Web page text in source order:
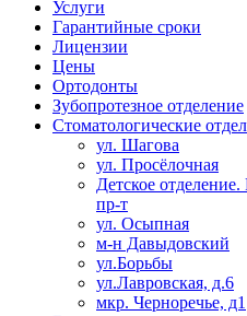
Услуги
Гарантийные сроки
Лицензии
Цены
Ортодонты
Зубопротезное отделение
Стоматологические
ул. Шагова
ул. Просёлочная
Детское отделение.
пр-т
ул. Осыпная
м-н Давыдовский
ул.Борьбы
ул.Лавровская, д.6
мкр. Черноречье, д1